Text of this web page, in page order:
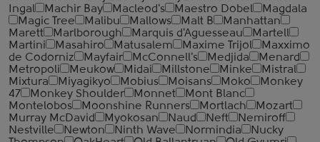
Ingal
Machir Bay Macleod's Maestro Dobel
Magdala
Magic Tree
Malibu Mallows Malt B
Manhattan
Marett
Marlborough Marquis d'Aguesseau
Martell
Martini
Masahiro Matusalem Maxime Trijol
Maxximo
de Codorniz
Mayfair McConnell's Medjida
Menard
Metropoli
Meukow Midai Millstone Minke
Mistral
Mixtura
Miyagikyo Mobius Moisans Moko
Monkey
47
Monkey Shoulder Monnet
Mont Blanc
Montelobos
Moonshine Runners Mortlach
Mozart
Murray McDavid
Myokosan Naud Neft
Nemiroff
Nestville
Newton Ninth Wave Normindia
Nucky